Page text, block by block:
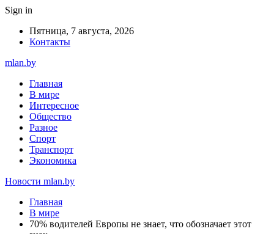
Sign in
Пятница, 7 августа, 2026
Контакты
mlan.by
Главная
В мире
Интересное
Общество
Разное
Спорт
Транспорт
Экономика
Новости mlan.by
Главная
В мире
70% водителей Европы не знает, что обозначает этот